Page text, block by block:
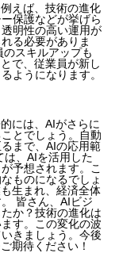
えば、技術の進化
保護などが挙げら
明性の高い運用が
る必要がありま
スキルアップも
で、従業員が新し
ようになります。
には、AIがさらに
とでしょう。自動
まで、AIの応用範
は、AIを活用した
予想されます。こ
ものになるでしょ
生まれ、経済全体
皆さん、AIビジ
か？技術の進化は
す。この変化の波
きましょう。今後
期待ください！